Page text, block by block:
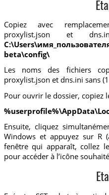
Copiez avec
proxylist.json et
beta\config\
Les noms des fichiers
proxylist.json et dns.ini sans
Pour ouvrir le dossier, copiez
Ensuite, cliquez
Windows et appuyez sur R
fenêtre qui apparaît, collez
pour accéder à l’icône